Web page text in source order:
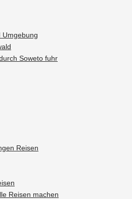
Umgebung
Soweto fuhr
Reisen
Reisen machen